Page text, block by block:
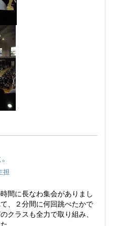
担
間に長なわ集会がありまし
、２分間に何回跳べたかで
クラスも全力で取り組み、
。